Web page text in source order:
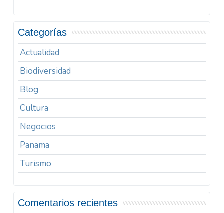
Categorías
Actualidad
Biodiversidad
Blog
Cultura
Negocios
Panama
Turismo
Comentarios recientes